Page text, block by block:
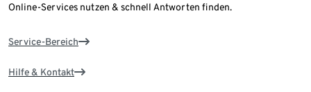
Online-Services nutzen & schnell Antworten finden.
Service-Bereich
Hilfe & Kontakt